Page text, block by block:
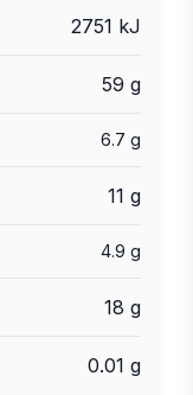
2751 kJ
59 g
6.7 g
11 g
4.9 g
18 g
0.01 g